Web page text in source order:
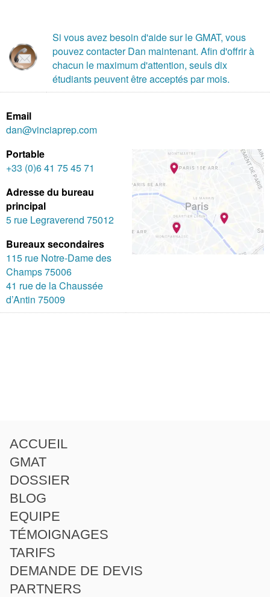
Si vous avez besoin d'aide sur le GMAT, vous
pouvez contacter Dan maintenant. Afin d'offrir à
chacun le maximum d'attention, seuls dix
étudiants peuvent être acceptés par mois.
Email
dan@vinciaprep.com
Portable
+33 (0)6 41 75 45 71
Adresse du bureau
principal
5 rue Legraverend 75012
Bureaux secondaires
115 rue Notre-Dame des
Champs 75006
41 rue de la Chaussée
d’Antin 75009
ACCUEIL
GMAT
DOSSIER
BLOG
EQUIPE
TÉMOIGNAGES
TARIFS
DEMANDE DE DEVIS
PARTNERS